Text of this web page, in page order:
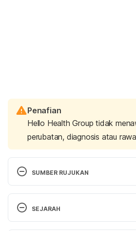
Penafian
Hello Health Group tidak
perubatan, diagnosis atau
SUMBER RUJUKAN
Toilet Training
https://kidshealth.org/en/parents/
teaching.html
SEJARAH